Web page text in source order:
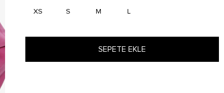
XS S M L
SEPETE EKLE